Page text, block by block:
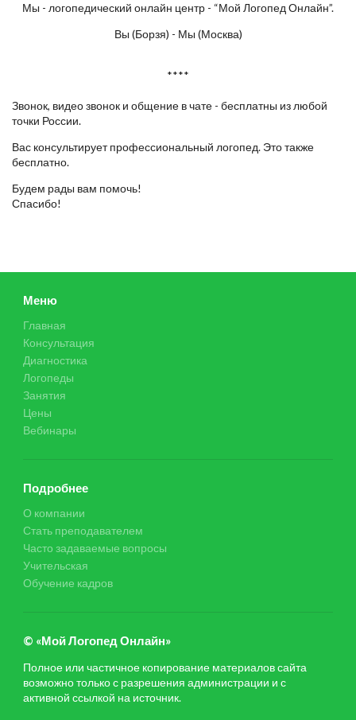
Мы - логопедический онлайн центр - “Мой Логопед Онлайн”.
Вы (Борзя) - Мы (Москва)
****
Звонок, видео звонок и общение в чате - бесплатны из любой
точки России.
Вас консультирует профессиональный логопед. Это также
бесплатно.
Будем рады вам помочь!
Спасибо!
Меню
Главная
Консультация
Диагностика
Логопеды
Занятия
Цены
Вебинары
Подробнее
О компании
Стать преподавателем
Часто задаваемые вопросы
Учительская
Обучение кадров
© «Мой Логопед Онлайн»
Полное или частичное копирование материалов сайта
возможно только с разрешения администрации и с
активной ссылкой на источник.